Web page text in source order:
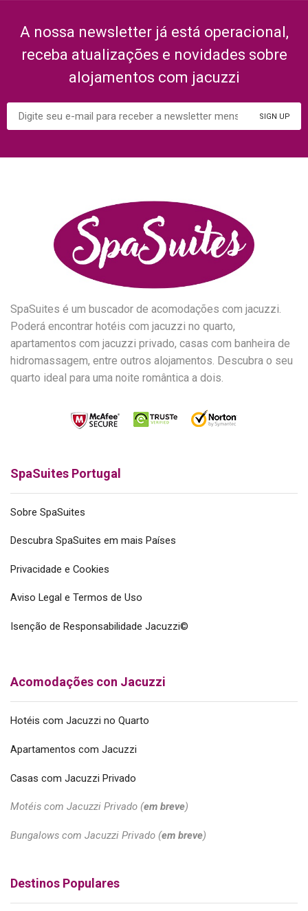
A nossa newsletter já está operacional,
receba atualizações e novidades sobre
alojamentos com jacuzzi
SpaSuites é um buscador de acomodações com jacuzzi.
Poderá encontrar hotéis com jacuzzi no quarto,
apartamentos com jacuzzi privado, casas com banheira de
hidromassagem, entre outros alojamentos. Descubra o seu
quarto ideal para uma noite romântica a dois.
SpaSuites Portugal
Sobre SpaSuites
Descubra SpaSuites em mais Países
Privacidade e Cookies
Aviso Legal e Termos de Uso
Isenção de Responsabilidade Jacuzzi©
Acomodações con Jacuzzi
Hotéis com Jacuzzi no Quarto
Apartamentos com Jacuzzi
Casas com Jacuzzi Privado
Motéis com Jacuzzi Privado (em breve)
Bungalows com Jacuzzi Privado (em breve)
Destinos Populares